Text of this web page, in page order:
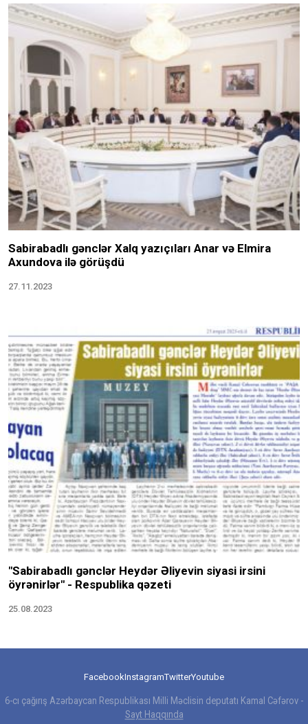
Sabirabadlı gənclər Xalq yazıçıları Anar və Elmira
Axundova ilə görüşdü
27.11.2023
"Sabirabadlı gənclər Heydər Əliyevin siyasi irsini
öyrənirlər" - Respublika qəzeti
25.08.2023
FacebookInstagramTwitterYoutube
6-cı çağırış Azərbaycan Respublikası Milli Məclisin deputatı Kamal Cəfərov -
Sayt Haqqında